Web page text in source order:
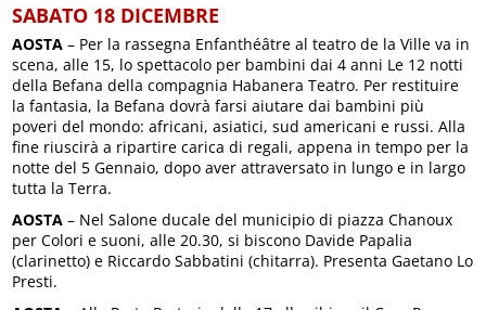
SABATO 18 DICEMBRE
AOSTA – Per la rassegna Enfanthéâtre al teatro de la Ville va in
scena, alle 15, lo spettacolo per bambini dai 4 anni Le 12 notti
della Befana della compagnia Habanera Teatro. Per restituire
la fantasia, la Befana dovrà farsi aiutare dai bambini più
poveri del mondo: africani, asiatici, sud americani e russi. Alla
fine riuscirà a ripartire carica di regali, appena in tempo per la
notte del 5 Gennaio, dopo aver attraversato in lungo e in largo
tutta la Terra.
AOSTA – Nel Salone ducale del municipio di piazza Chanoux
per Colori e suoni, alle 20.30, si biscono Davide Papalia
(clarinetto) e Riccardo Sabbatini (chitarra). Presenta Gaetano Lo
Presti.